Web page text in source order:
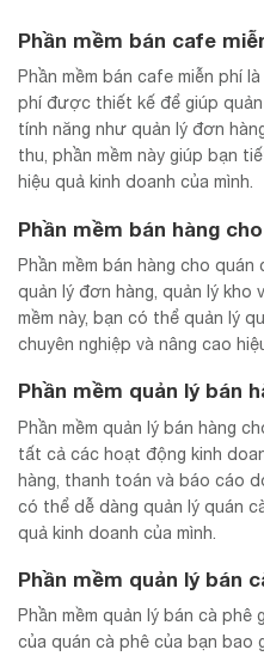
Phần mềm bán cafe
Phần mềm bán cafe miễn phí
phí được thiết kế để giúp
tính năng như quản lý đơn
thu, phần mềm này giúp bạn
hiệu quả kinh doanh của mình.
Phần mềm bán hàng
Phần mềm bán hàng cho
quản lý đơn hàng, quản lý kho
mềm này, bạn có thể quản lý
chuyên nghiệp và nâng cao
Phần mềm quản lý bán
Phần mềm quản lý bán hàng
tất cả các hoạt động kinh
hàng, thanh toán và báo cáo
có thể dễ dàng quản lý quán
quả kinh doanh của mình.
Phần mềm quản lý bán
Phần mềm quản lý bán cà
của quán cà phê của bạn bao